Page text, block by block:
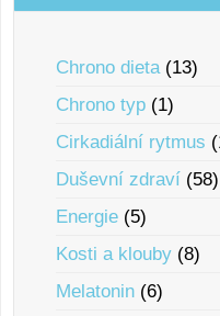
Chrono dieta(13)
Chrono typ (1)
Cirkadiální rytmus
Duševní zdraví (58)
Energie (5)
Kosti a klouby (8)
Melatonin (6)